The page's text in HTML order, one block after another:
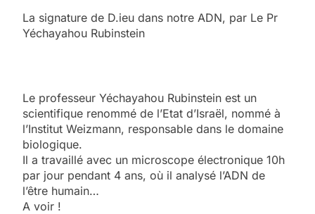
La signature de D.ieu dans notre ADN, par Le Pr
Yéchayahou Rubinstein
Le professeur Yéchayahou Rubinstein est un
scientifique renommé de l’Etat d’Israël, nommé à
l’Institut Weizmann, responsable dans le domaine
biologique.
Il a travaillé avec un microscope électronique 10h
par jour pendant 4 ans, où il analysé l’ADN de
l’être humain…
A voir !